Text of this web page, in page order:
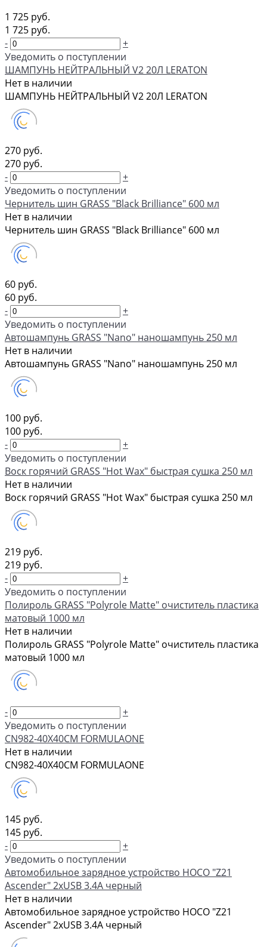
1 725 руб.
1 725 руб.
-
+
Уведомить о поступлении
ШАМПУНЬ НЕЙТРАЛЬНЫЙ V2 20Л LERATON
Нет в наличии
ШАМПУНЬ НЕЙТРАЛЬНЫЙ V2 20Л LERATON
270 руб.
270 руб.
-
+
Уведомить о поступлении
Чернитель шин GRASS "Black Brilliance" 600 мл
Нет в наличии
Чернитель шин GRASS "Black Brilliance" 600 мл
60 руб.
60 руб.
-
+
Уведомить о поступлении
Автошампунь GRASS "Nano" наношампунь 250 мл
Нет в наличии
Автошампунь GRASS "Nano" наношампунь 250 мл
100 руб.
100 руб.
-
+
Уведомить о поступлении
Воск горячий GRASS "Hot Wax" быстрая сушка 250 мл
Нет в наличии
Воск горячий GRASS "Hot Wax" быстрая сушка 250 мл
219 руб.
219 руб.
-
+
Уведомить о поступлении
Полироль GRASS "Polyrole Matte" очиститель пластика
матовый 1000 мл
Нет в наличии
Полироль GRASS "Polyrole Matte" очиститель пластика
матовый 1000 мл
-
+
Уведомить о поступлении
CN982-40X40CM FORMULAONE
Нет в наличии
CN982-40X40CM FORMULAONE
145 руб.
145 руб.
-
+
Уведомить о поступлении
Автомобильное зарядное устройство HOCO "Z21
Ascender" 2xUSB 3.4A черный
Нет в наличии
Автомобильное зарядное устройство HOCO "Z21
Ascender" 2xUSB 3.4A черный